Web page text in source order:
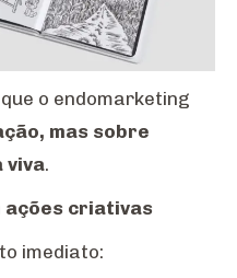
o endomarketing
mas sobre
viva.
ações criativas
imediato: